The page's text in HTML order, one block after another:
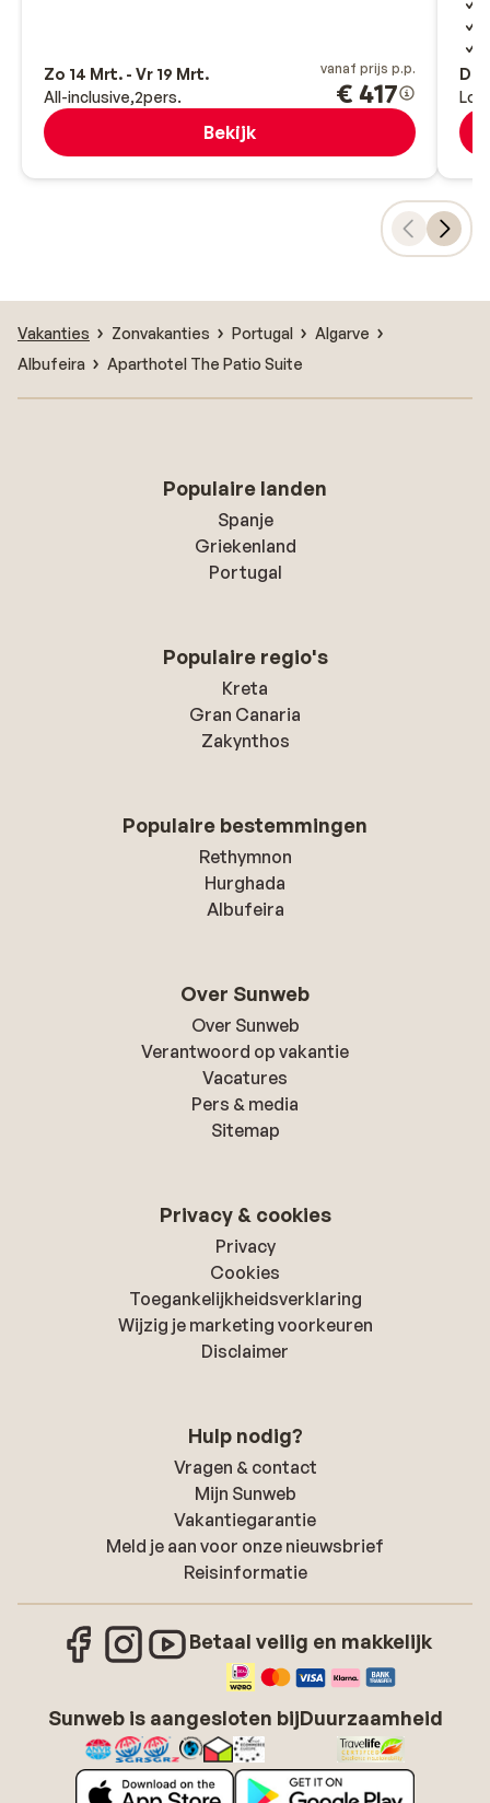
Zo 14 Mrt. - Vr 19 Mrt.
All-inclusive 2pers.
vanaf prijs p.p.
€ 417
Bekijk
Di
Vakanties Zonvakanties Portugal
Algarve
Albufeira
Aparthotel The Patio Suite
Populaire landen
Spanje
Griekenland
Portugal
Populaire regio's
Kreta
Gran Canaria
Zakynthos
Populaire bestemmingen
Rethymnon
Hurghada
Albufeira
Over Sunweb
Over Sunweb
Verantwoord op vakantie
Vacatures
Pers & media
Sitemap
Privacy & cookies
Privacy
Cookies
Toegankelijkheidsverklaring
Wijzig je marketing voorkeuren
Disclaimer
Hulp nodig?
Vragen & contact
Mijn Sunweb
Vakantiegarantie
Meld je aan voor onze nieuwsbrief
Reisinformatie
Betaal veilig en makkelijk
Sunweb is aangesloten bijDuurzaamheid